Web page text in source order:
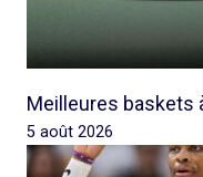
Meilleures baskets
5 août 2026